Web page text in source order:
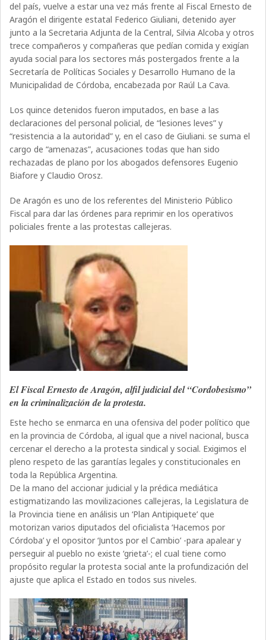
del país, vuelve a estar una vez más frente al Fiscal Ernesto de
Aragón el dirigente estatal Federico Giuliani, detenido ayer
junto a la Secretaria Adjunta de la Central, Silvia Alcoba y otros
trece compañeros y compañeras que pedían comida y exigían
ayuda social para los sectores más postergados frente a la
Secretaría de Políticas Sociales y Desarrollo Humano de la
Municipalidad de Córdoba, encabezada por Raúl La Cava.
Los quince detenidos fueron imputados, en base a las
declaraciones del personal policial, de “lesiones leves” y
“resistencia a la autoridad” y, en el caso de Giuliani. se suma el
cargo de “amenazas”, acusaciones todas que han sido
rechazadas de plano por los abogados defensores Eugenio
Biafore y Claudio Orosz.
De Aragón es uno de los referentes del Ministerio Público
Fiscal para dar las órdenes para reprimir en los operativos
policiales frente a las protestas callejeras.
El Fiscal Ernesto de Aragón, alfil judicial del “Cordobesismo”
en la criminalización de la protesta.
Este hecho se enmarca en una ofensiva del poder político que
en la provincia de Córdoba, al igual que a nivel nacional, busca
cercenar el derecho a la protesta sindical y social. Exigimos el
pleno respeto de las garantías legales y constitucionales en
toda la República Argentina.
De la mano del accionar judicial y la prédica mediática
estigmatizando las movilizaciones callejeras, la Legislatura de
la Provincia tiene en análisis un ‘Plan Antipiquete’ que
motorizan varios diputados del oficialista ‘Hacemos por
Córdoba’ y el opositor ‘Juntos por el Cambio’ -para apalear y
perseguir al pueblo no existe ‘grieta’-; el cual tiene como
propósito regular la protesta social ante la profundización del
ajuste que aplica el Estado en todos sus niveles.